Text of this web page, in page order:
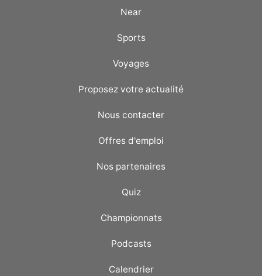
Near
Sports
Voyages
Proposez votre actualité
Nous contacter
Offres d'emploi
Nos partenaires
Quiz
Championnats
Podcasts
Calendrier